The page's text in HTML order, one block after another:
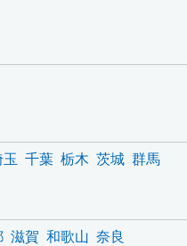
千葉 栃木 茨城 群馬
滋賀 和歌山 奈良